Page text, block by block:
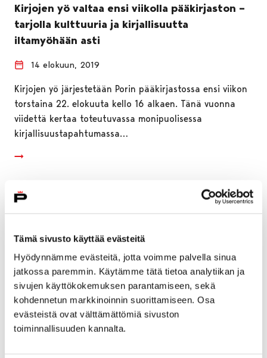
Tämä sivusto käyttää evästeitä
Hyödynnämme evästeitä, jotta voimme palvella sinua
jatkossa paremmin. Käytämme tätä tietoa analytiikan ja
sivujen käyttökokemuksen parantamiseen, sekä
kohdennetun markkinoinnin suorittamiseen. Osa
evästeistä ovat välttämättömiä sivuston
toiminnallisuuden kannalta.
Kirjojen yö valtaa ensi viikolla pääkirjaston –
tarjolla kulttuuria ja kirjallisuutta
iltamyöhään asti
14 elokuun, 2019
Kirjojen yö järjestetään Porin pääkirjastossa ensi viikon
torstaina 22. elokuuta kello 16 alkaen. Tänä vuonna
viidettä kertaa toteutuvassa monipuolisessa
kirjallisuustapahtumassa…
Yhteistoiminta-alueen kuntien hallitukset